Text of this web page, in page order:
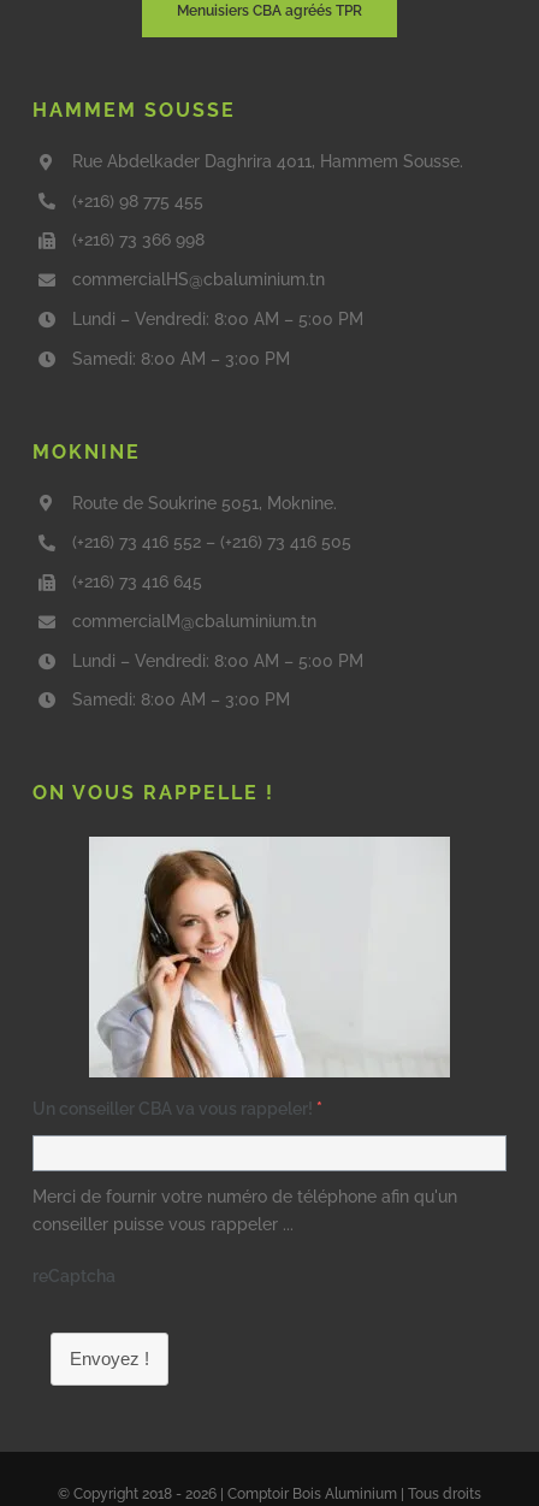
Menuisiers CBA agréés TPR
HAMMEM SOUSSE
Rue Abdelkader Daghrira 4011, Hammem Sousse.
(+216) 98 775 455
(+216) 73 366 998
commercialHS@cbaluminium.tn
Lundi – Vendredi: 8:00 AM – 5:00 PM
Samedi: 8:00 AM – 3:00 PM
MOKNINE
Route de Soukrine 5051, Moknine.
(+216) 73 416 552 – (+216) 73 416 505
(+216) 73 416 645
commercialM@cbaluminium.tn
Lundi – Vendredi: 8:00 AM – 5:00 PM
Samedi: 8:00 AM – 3:00 PM
ON VOUS RAPPELLE !
Un conseiller CBA va vous rappeler! *
Merci de fournir votre numéro de téléphone afin qu'un
conseiller puisse vous rappeler ...
reCaptcha
Envoyez !
© Copyright 2018 - 2026 | Comptoir Bois Aluminium | Tous droits